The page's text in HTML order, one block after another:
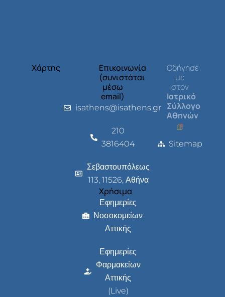
Χάρτης
Επικοινωνία
(συνιστάται
μέσω
email)
isathens@isathens.gr
210
3816404
Σεβαστουπόλεως
113, 11526, Αθήνα
Χρήσιμα
Εφημερίες
Νοσοκομείων
Αττικής
Εφημερίες
Φαρμακείων
Αττικής
(Live)
Οδήγησέ
με
στον
Ιατρικό
Σύλλογο
Αθηνών
Sitemap